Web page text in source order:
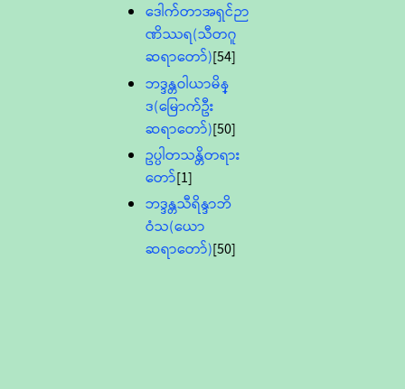
ဒေါက်တာအရှင်ဉာ
ဏိဿရ(သီတဂူ
ဆရာတော်)[54]
ဘဒ္ဒန္တဝါယာမိန္
ဒ(မြောက်ဦး
ဆရာတော်)[50]
ဥပ္ပါတသန္တိတရား
တော်[1]
ဘဒ္ဒန္တသီရိန္ဒာဘိ
ဝံသ(ယော
ဆရာတော်)[50]